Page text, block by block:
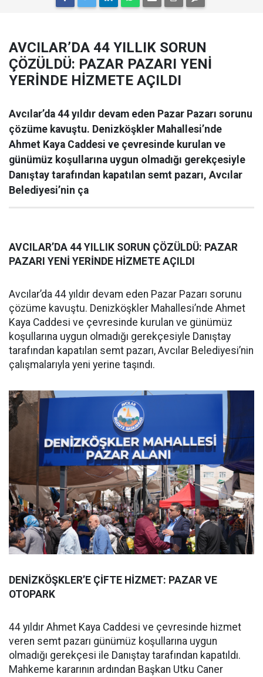
AVCILAR’DA 44 YILLIK SORUN
ÇÖZÜLDÜ: PAZAR PAZARI YENİ
YERİNDE HİZMETE AÇILDI
Avcılar’da 44 yıldır devam eden Pazar Pazarı sorunu
çözüme kavuştu. Denizköşkler Mahallesi’nde
Ahmet Kaya Caddesi ve çevresinde kurulan ve
günümüz koşullarına uygun olmadığı gerekçesiyle
Danıştay tarafından kapatılan semt pazarı, Avcılar
Belediyesi’nin ça
AVCILAR’DA 44 YILLIK SORUN ÇÖZÜLDÜ: PAZAR
PAZARI YENİ YERİNDE HİZMETE AÇILDI
Avcılar’da 44 yıldır devam eden Pazar Pazarı sorunu
çözüme kavuştu. Denizköşkler Mahallesi’nde Ahmet
Kaya Caddesi ve çevresinde kurulan ve günümüz
koşullarına uygun olmadığı gerekçesiyle Danıştay
tarafından kapatılan semt pazarı, Avcılar Belediyesi’nin
çalışmalarıyla yeni yerine taşındı.
DENİZKÖŞKLER’E ÇİFTE HİZMET: PAZAR VE
OTOPARK
44 yıldır Ahmet Kaya Caddesi ve çevresinde hizmet
veren semt pazarı günümüz koşullarına uygun
olmadığı gerekçesi ile Danıştay tarafından kapatıldı.
Mahkeme kararının ardından Başkan Utku Caner